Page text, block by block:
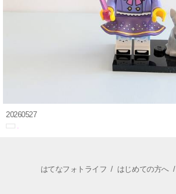
20260527
はてなフォトライフ / はじめての方へ/